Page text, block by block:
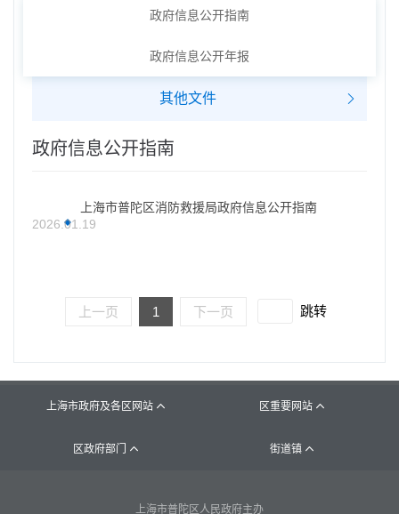
政府信息公开指南
政府信息公开年报
其他文件
政府信息公开指南
上海市普陀区消防救援局政府信息公开指南
2026.01.19
上一页 1 下一页 跳转
上海市政府及各区网站  区重要网站 
区政府部门  街道镇 
上海市普陀区人民政府主办